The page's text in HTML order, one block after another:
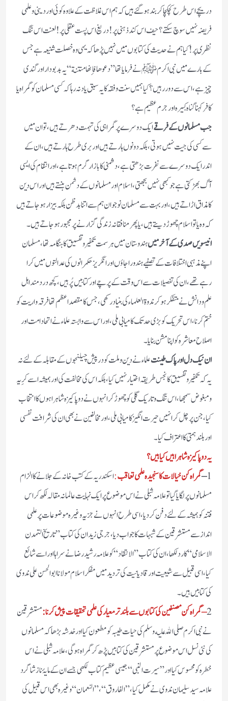
دريچے اس طرح كچكچا كر بند ہوگئے ہيں كہ ہم اس غلاظت كے علاوه كوئى اور دينى وعلمى
فريضہ نہيں سوچ سكتے؟ حيف اس كند ذہنى پر! دريغ اس پست عقلى پر! لعنت اس تنگ
نظرى پر! كيا ہم نے حديث كى كتابوں ميں نہیں پڑها كہ يہى وه خصلت شنیعہ ہے جس
كے بارے ميں نبى اكرم ﷺ نے فرمايا تها ” دعوها فإنها منتنة “ يہ بدبو دار اور گندى
چیز ہے، اس سے دور رہيں؟ كيا ہميں سنت و فقہ كا يہ سبق ياد نہ رہا كہ كسى مسلمان كو گمراه يا
كافر كہنا گناه كبيره اور جرم عظيم ہے؟
جب مسلمانوں كے فرقےايك دوسرے پر گمراہى كى تہمت دهرتے ہيں، تو ان ميں
سے كسى كى جيت نہيں ہوتى ، بلكہ دونوں ہارتے ہيں اور برى طرح ہارتے ہيں، ان كے
اندر ايك دوسرے سے نفرت بڑھتی ہے، دشمنى كا بازار گرم ہوتا ہے، اور انتقام كى ايسى
آگ بهڑكتى ہے جو كبهى نہيں بجھتى، اسلام اور مسلمانوں كے دشمن ہنستے ہيں اور اس دين
كا مذاق اڑاتے ہيں، اور بہت سے مسلمان نوجوان ہم سے اتنا بدظن بلكہ بيزار ہوجاتے ہيں
كہ وه يا تو اسلام چهوڑ ديتے ہيں، يا پهر منافقانہ زندگى گزارنے پر مجبور ہو جاتے ہيں۔
انيسويں صدى كے آخر ميںہندوستان ميں ہر سمت تکفیر و تفسیق كا ہنگامہ تها، مسلمان
اپنے مذہبى اختلافات كے تصفیے ہندو راجاؤں اور انگريز حكمرانوں كى عدالتوں ميں كرا
رہے تهے، ان كى تفصیلات سے اس وقت كے پرچے اور كتابيں پُر ہيں، کچھ درد مند اہل
علم و دانش نے متفكر ہوكر ندوة العلماء كى بنياد ركهى، جس كا مقصد اعظم تها فرقہ واريت كو
ختم كرنا، اس تحريك كو بڑى حد تك كاميابى ملى، اور اس سے وابستہ علماء نے اتحاد امت اور
اصلاح معاشره كو اپنا مشن بنايا۔
ان نيك دل اور پاك طينتعلماء نے دين و ملت كو در پیش چيلنجوں كے مقابلہ كے لئے نہ
يہ كہ تکفیر و تفسیق كا نجس طریقہ اختيار نہيں كيا، بلكہ اس كى مخالفت كى اور ہميشہ اسے كرِیہ
و مبغوض سمجھا ، اس تنگ و تاريك گلى كو چهوڑ كر انہوں نے دو پاكيزه شاہراہوں كا انتخاب
كيا، جن پر چل كر انہيں حيرت انگيز كاميابى ملى، اور مخالفين نے بهى ان كى شرافت نفسى
اور بلند ہمتى كا اعتراف كيا۔
يہ دو پاكيزه شاہراہيں كيا ہيں؟
1
–گمراه كن خيالات كا سنجيده علمى تعاقب:اسكندريہ كے كتب خانہ كے جلانے كا الزام
مسلمانوں پر لگايا گيا تو علامہ شبلى نے اس موضوع پر ايك نہايت عالمانہ مقالہ لكھ كر اس
فتنہ كو ہميشہ كے لئے دفن كرديا، اسى طرح انہوں نے جزیہ وغيره موضوعات پر علمى
انداز سے مستشرقین كے شبہات كا جواب ديا، جرجى زيدان كى كتاب ” تاريخ التمدن
الاسلامى “ كا رد لكها، ان كى كتاب ” الانتقاد “ كو علامہ رشيد رضا نے سراہا اور اسے شائع
كيا، اسى قبیل سے شیعیت اور قاديانيت كى ترديد ميں مفكر اسلام مولانا ابو الحسن على ندوى
كى كتابيں ہيں۔
2– گمراه كن مصنفين كى كتابوں سے بلند تر معيار كى علمى تحقيقات پيش كرنا:مستشرقین
نے نبی اكرم صلى الله عليه وسلم كى حيات طيبہ كو مطعون كيا اور خدشہ بڑها كہ مسلمانوں
كى نئى نسل اس موضوع پر مستشرقین كى كتابيں پڑھ کر گمراه ہوگى، علامہ شبلى نے اس
خطره كو محسوس كيا اور ” سيرت النبى “ جيسى عظيم كتاب لکھی جسے ان كے مايۂ ناز شاگرد
علامہ سيد سلیمان ندوى نے مكمل كيا، ” الفاروق “ ، ” النعمان “ وغيره بهى اس قبیل كى